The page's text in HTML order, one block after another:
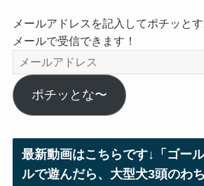
メールアドレスを記入してポチッと
メールで受信できます！
メ
ー
ル
ア
ス
ポチッとな〜
最新動画はこちらです↓「ゴー
ルで遊んだら、大型犬3頭のわ